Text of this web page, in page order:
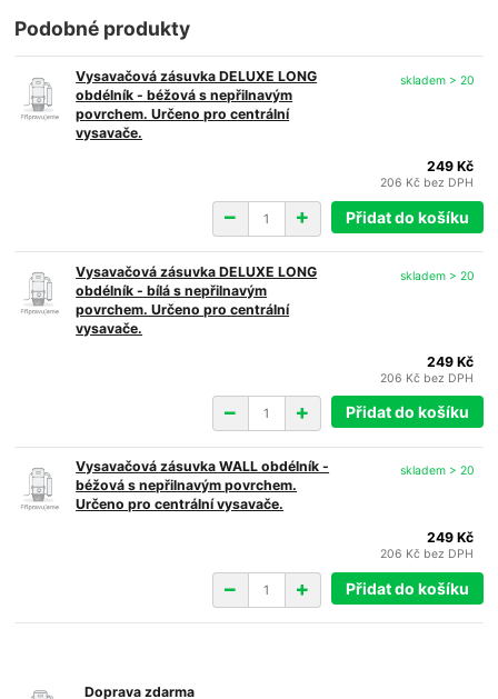
Podobné produkty
Vysavačová zásuvka DELUXE LONG
obdélník - béžová s nepřilnavým
povrchem. Určeno pro centrální
vysavače.
249 Kč
206 Kč bez DPH
skladem > 20
Přidat do košíku
Vysavačová zásuvka DELUXE LONG
obdélník - bílá s nepřilnavým
povrchem. Určeno pro centrální
vysavače.
249 Kč
206 Kč bez DPH
skladem > 20
Přidat do košíku
Vysavačová zásuvka WALL obdélník -
béžová s nepřilnavým povrchem.
Určeno pro centrální vysavače.
249 Kč
206 Kč bez DPH
skladem > 20
Přidat do košíku
Doprava zdarma